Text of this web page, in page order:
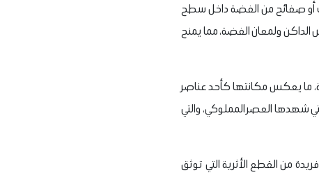
أو صفائح من الفضة داخل سطح
الداكن ولمعان الفضة، مما يمنح
ما يعكس مكانتها كأحد عناصر
شهدها العصر المملوكي، والتي
من القطع الأثرية التي توثق